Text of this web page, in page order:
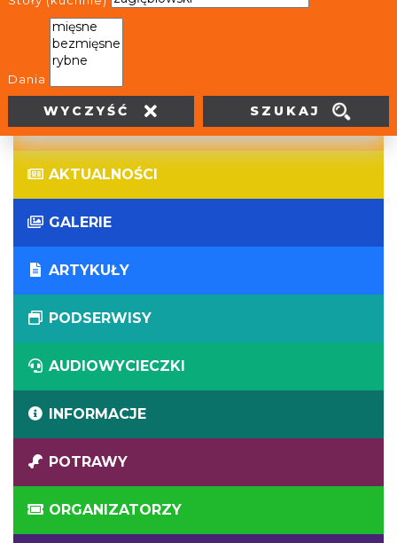
Dania
WYCZYŚĆ SZUKAJ
WIRTUALNE WYCIECZKI
WYDARZENIA
AKTUALNOŚCI
GALERIE
ARTYKUŁY
PODSERWISY
AUDIOWYCIECZKI
INFORMACJE
POTRAWY
ORGANIZATORZY